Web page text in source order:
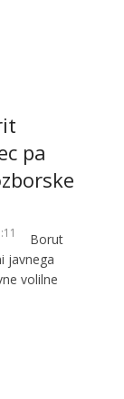
pa
Borut
javnega
volilne